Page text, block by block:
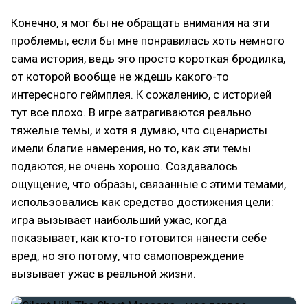
Конечно, я мог бы не обращать внимания на эти
проблемы, если бы мне понравилась хоть немного
сама история, ведь это просто короткая бродилка,
от которой вообще не ждешь какого-то
интересного геймплея. К сожалению, с историей
тут все плохо. В игре затрагиваются реально
тяжелые темы, и хотя я думаю, что сценаристы
имели благие намерения, но то, как эти темы
подаются, не очень хорошо. Создавалось
ощущение, что образы, связанные с этими темами,
использовались как средство достижения цели:
игра вызывает наибольший ужас, когда
показывает, как кто-то готовится нанести себе
вред, но это потому, что самоповреждение
вызывает ужас в реальной жизни.